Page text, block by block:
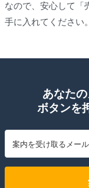
なので、安心して「
手に入れてください。
あなた
ボタンを